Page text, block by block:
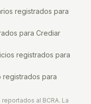
registrados para
para Crediar
registrados para
registrados para
al BCRA. La